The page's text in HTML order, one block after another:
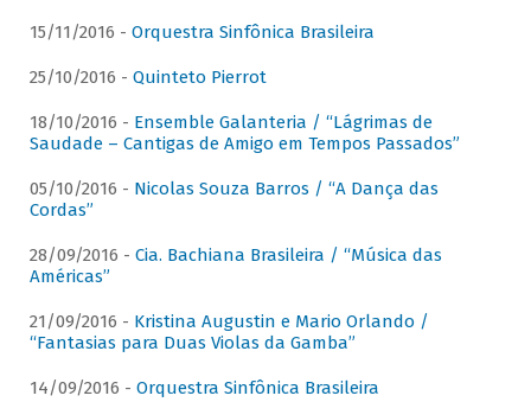
15/11/2016 - Orquestra Sinfônica Brasileira
25/10/2016 - Quinteto Pierrot
18/10/2016 - Ensemble Galanteria / “Lágrimas de
Saudade – Cantigas de Amigo em Tempos Passados”
05/10/2016 - Nicolas Souza Barros / “A Dança das
Cordas”
28/09/2016 - Cia. Bachiana Brasileira / “Música das
Américas”
21/09/2016 - Kristina Augustin e Mario Orlando /
“Fantasias para Duas Violas da Gamba”
14/09/2016 - Orquestra Sinfônica Brasileira